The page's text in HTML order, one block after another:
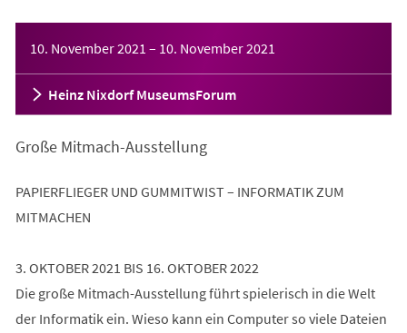
10. November 2021 – 10. November 2021
Heinz Nixdorf MuseumsForum
Große Mitmach-Ausstellung
PAPIERFLIEGER UND GUMMITWIST – INFORMATIK ZUM
MITMACHEN
3. OKTOBER 2021 BIS 16. OKTOBER 2022
Die große Mitmach-Ausstellung führt spielerisch in die Welt
der Informatik ein. Wieso kann ein Computer so viele Dateien